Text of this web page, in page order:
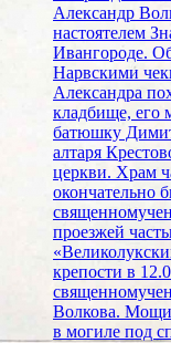
Александр
настоятелем
Ивангороде.
Нарвскими
Александра
кладбище, его
батюшку
алтаря
церкви. Храм
окончательно
проезжей
крепости в
Волкова. Мощи
в могиле под